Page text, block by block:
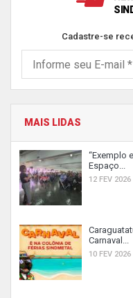
Cadastre-se
MAIS LIDAS
“Exemplo
Espaço...
12 FEV 2026
Carnaval...
10 FEV 2026